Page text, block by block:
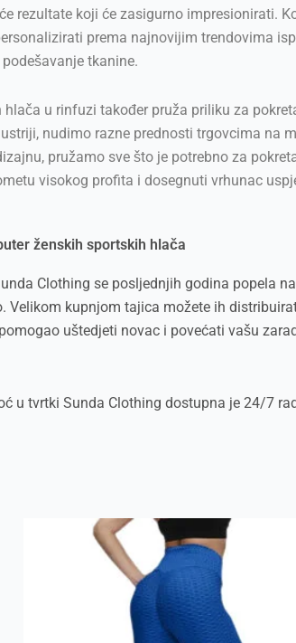
rezultate koji će zasigurno impresionirati.
prema najnovijim trendovima
tkanine.
u rinfuzi također pruža priliku za
nudimo razne prednosti trgovcima na
pružamo sve što je potrebno za
visokog profita i dosegnuti vrhunac
ženskih sportskih hlača
Clothing se posljednjih godina popela
Velikom kupnjom tajica možete ih
uštedjeti novac i povećati vašu
u tvrtki Sunda Clothing dostupna je 24/7